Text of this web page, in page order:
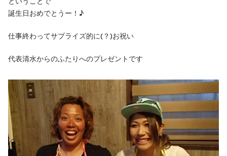
誕生日おめでとうー！♪
仕事終わってサプライズ的に(？)お祝い
代表清水からのふたりへのプレゼントです